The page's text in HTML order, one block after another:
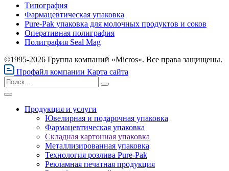
Типография
Фармацевтическая упаковка
Pure-Pak упаковка для молочных продуктов и соков
Оперативная полиграфия
Полиграфия Seal Mag
©1995-2026 Группа компаний «Micros». Все права защищены.
Профайл компании Карта сайта
Продукция и услуги
Ювелирная и подарочная упаковка
Фармацевтическая упаковка
Складная картонная упаковка
Металлизированная упаковка
Технология розлива Pure-Pak
Рекламная печатная продукция